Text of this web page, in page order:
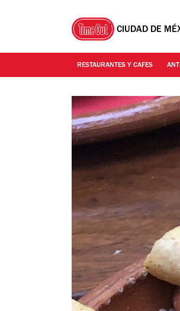
CIUDAD DE
RESTAURANTES Y CAFES